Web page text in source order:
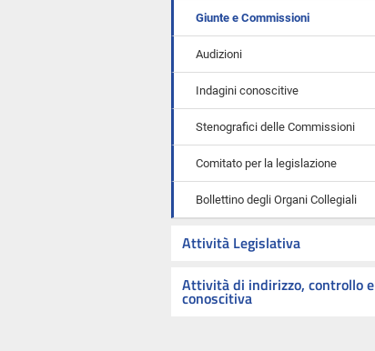
Giunte e Commissioni
Audizioni
Indagini conoscitive
Stenografici delle Commissioni
Comitato per la legislazione
Bollettino degli Organi Collegiali
Attività Legislativa
Attività di indirizzo, controllo e
conoscitiva